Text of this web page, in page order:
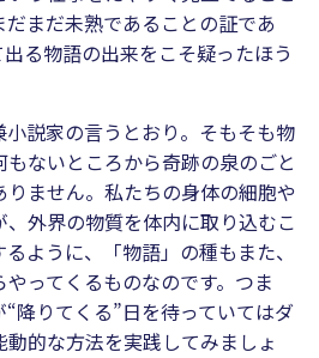
まだ未熟であることの証であ
る物語の出来をこそ疑ったほう
説家の言うとおり。そもそも物
ないところから奇跡の泉のごと
りません。私たちの身体の細胞や
外界の物質を体内に取り込むこ
ように、「物語」の種もまた、
ってくるものなのです。つま
降りてくる”日を待っていてはダ
的な方法を実践してみましょ